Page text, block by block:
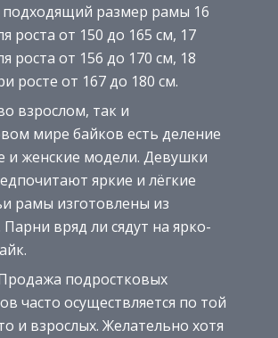
размер рамы 16
роста от 150 до 165 см, 17
роста от 156 до 170 см, 18
росте от 167 до 180 см.
взрослом, так и
мире байков есть деление
и женские модели. Девушки
яркие и лёгкие
рамы изготовлены из
вряд ли сядут на ярко-
подростковых
часто осуществляется по той
и взрослых. Желательно хотя